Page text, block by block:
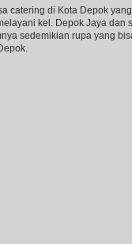
catering di Kota Depok
kel. Depok Jaya dan
sedemikian rupa yang